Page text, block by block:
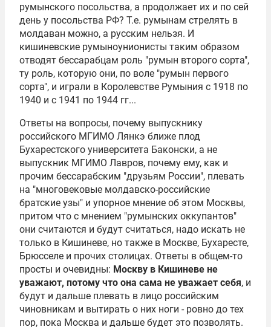
румынского посольства, а продолжает их и по сей
день у посольства РФ? Т.е. румынам стрелять в
молдаван можно, а русским нельзя. И
кишиневские румыноунионисты таким образом
отводят бессарабцам роль "румын второго сорта",
ту роль, которую они, по воле "румын первого
сорта", и играли в Королевстве Румыния с 1918 по
1940 и с 1941 по 1944 гг...
Ответы на вопросы, почему выпускнику
российского МГИМО Лянкэ ближе плод
Бухарестского университета Баконски, а не
выпускник МГИМО Лавров, почему ему, как и
прочим бессарабским "друзьям России", плевать
на "многовековые молдавско-российские
братские узы" и упорное мнение об этом Москвы,
притом что с мнением "румынских оккупантов"
они считаются и будут считаться, надо искать не
только в Кишиневе, но также в Москве, Бухаресте,
Брюсселе и прочих столицах. Ответы в общем-то
просты и очевидны: Москву в Кишиневе не
уважают, потому что она сама не уважает себя, и
будут и дальше плевать в лицо российским
чиновникам и вытирать о них ноги - ровно до тех
пор, пока Москва и дальше будет это позволять.